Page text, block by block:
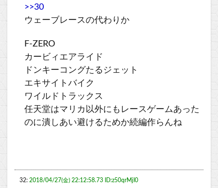
>>30
ウェーブレースの代わりか
F-ZERO
カービィエアライド
ドンキーコングたるジェット
エキサイトバイク
ワイルドトラックス
任天堂はマリカ以外にもレースゲームあった
のに潰しあい避けるためか続編作らんね
32: 2018/04/27(金) 22:12:58.73 ID:z50qrMjI0